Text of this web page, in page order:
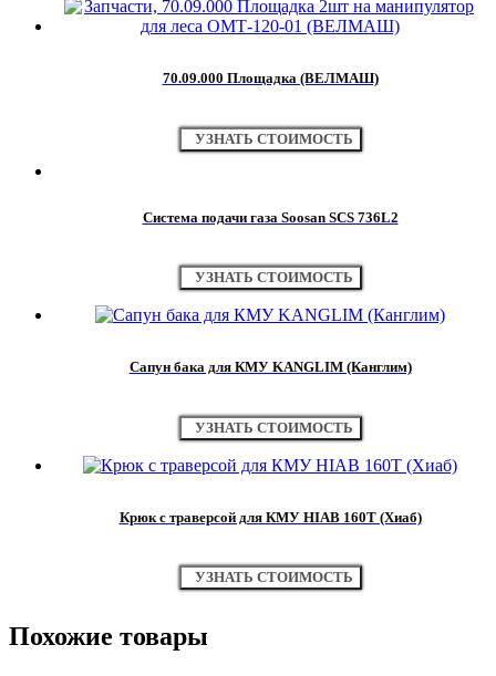
70.09.000 Площадка (ВЕЛМАШ)
УЗНАТЬ СТОИМОСТЬ
Система подачи газа Soosan SCS 736L2
УЗНАТЬ СТОИМОСТЬ
Сапун бака для КМУ KANGLIM (Канглим)
УЗНАТЬ СТОИМОСТЬ
Крюк с траверсой для КМУ HIAB 160Т (Хиаб)
УЗНАТЬ СТОИМОСТЬ
Похожие товары